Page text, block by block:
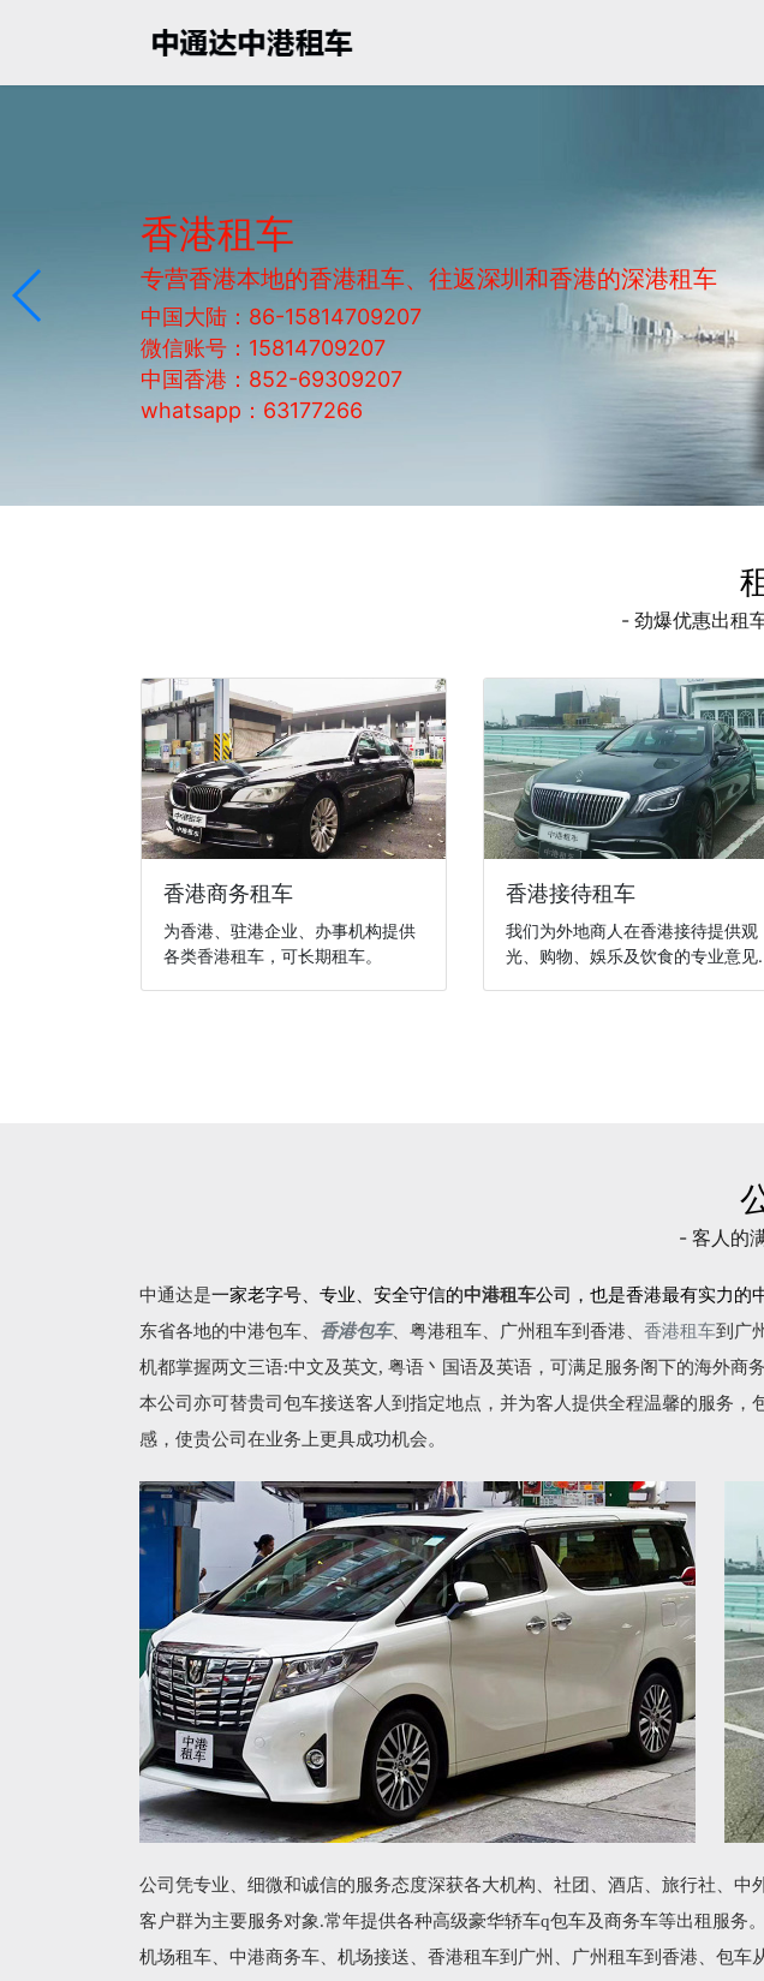
香港租车
专营香港本地的香港租车、往返深圳和香港的深港租车
中国大陆：86-15814709207
微信账号：15814709207
中国香港：852-69309207
whatsapp：63177266
- 劲爆优惠出租
香港商务租车
为香港、驻港企业、办事机构提供
各类香港租车，可长期租车。
香港接待租车
我们为外地商人在香港接待提供观
光、购物、娛乐及饮食的专业意见.
- 客人的
中通达是一家老字号、专业、安全守信的中港租车公司，也是香港最有实力的
东省各地的中港包车 香港包车、 粤港租车 、广州租车到香港、 香港租车到广
机都掌握两文三语:中文及英文, 粤语丶国语及英语，可满足服务阁下的海外商务
本公司亦可替贵司包车接送客人到指定地点，并为客人提供全程温馨的服务
感，使贵公司在业务上更具成功机会。
公司凭专业、细微和诚信的服务态度深获各大机构、社团、酒店、旅行社、
客户群为主要服务对象.常年提供各种高级豪华轿车q包车及商务车等出租服务
机场租车、中港商务车、机场接送、香港租车到广州、广州租车到香港、包